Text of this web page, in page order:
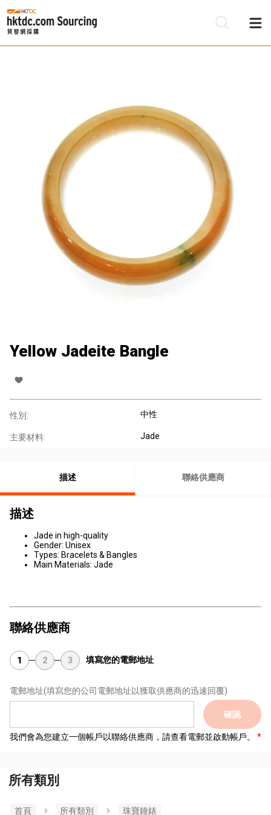
Yellow Jadeite Bangle
性別: 中性
主要材料: Jade
描述 聯絡供應商
描述
Jade in high-quality
Gender: Unisex
Types: Bracelets & Bangles
Main Materials: Jade
聯絡供應商
1 2 3 填寫您的電郵地址
電郵地址(填寫您的公司電郵地址以獲取供應商的迅速回覆)
確認
我們會為您建立一個帳戶以聯絡供應商，請查看電郵並啟動帳戶。
所有類別
首頁 所有類別 珠寶鐘錶